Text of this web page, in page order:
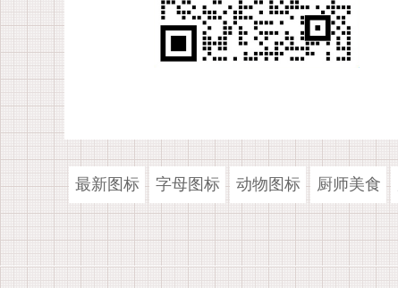
最新图标 字母图标 动物图标 厨师美食